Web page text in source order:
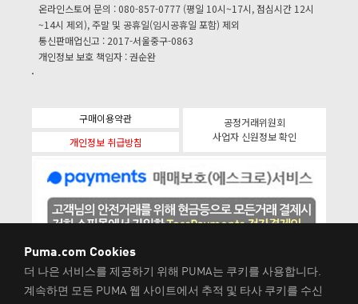
온라인스토어 문의 : 080-857-0777 (평일 10시~17시, 점심시간 12시
~14시 제외), 주말 및 공휴일(임시공휴일 포함) 제외
통신판매업신고 : 2017-서울중구-0863
개인정보 보호 책임자 : 권순완
구매이용약관
개인정보 취급방침
공정거래위원회
사업자 신원정보 확인